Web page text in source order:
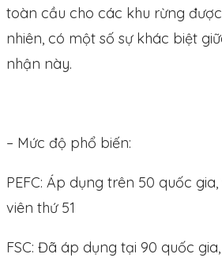
toàn cầu cho các khu rừng
nhiên, có một số sự khác biệt
nhận này.
– Mức độ phổ biến:
PEFC: Áp dụng trên 50 quốc
viên thứ 51
FSC: Đã áp dụng tại 90 quốc